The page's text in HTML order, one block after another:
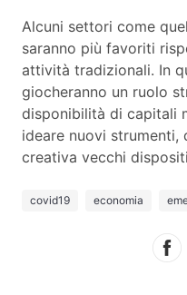
Alcuni settori come
saranno più favoriti
attività tradizionali. In
giocheranno un ruolo
disponibilità di capitali
ideare nuovi strumenti,
creativa vecchi
covid19 economia